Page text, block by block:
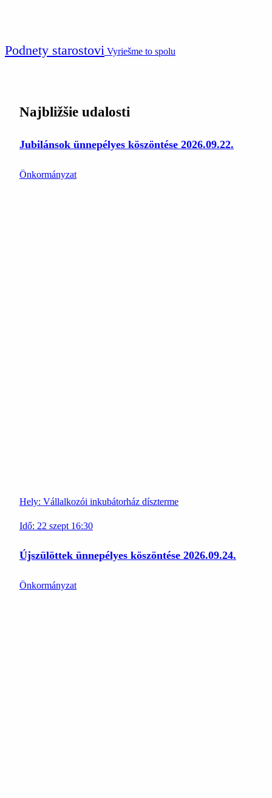
Podnety starostovi Vyriešme to spolu
Najbližšie udalosti
Jubilánsok ünnepélyes köszöntése 2026.09.22.
Önkormányzat
Hely: Vállalkozói inkubátorház díszterme
Idő: 22 szept 16:30
Újszülöttek ünnepélyes köszöntése 2026.09.24.
Önkormányzat